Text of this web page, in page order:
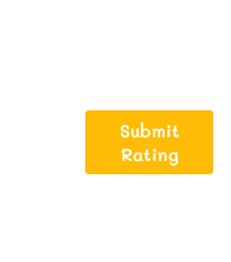
Submit
Rating